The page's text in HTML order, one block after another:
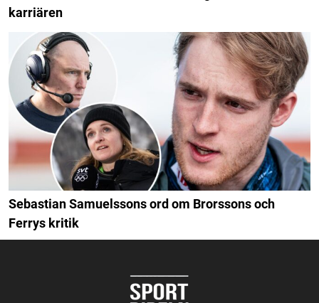
karriären
Sebastian Samuelssons ord om Brorssons och
Ferrys kritik